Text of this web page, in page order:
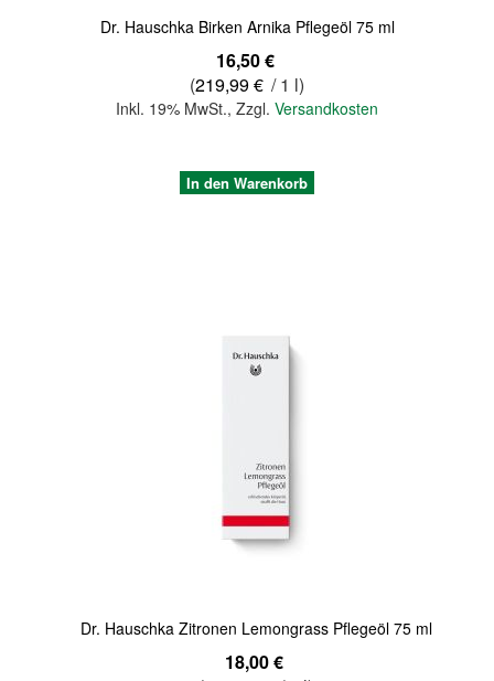
Dr. Hauschka Birken Arnika Pflegeöl 75 ml
16,50 €
(219,99 € / 1 l)
Inkl. 19% MwSt., Zzgl. Versandkosten
In den Warenkorb
Dr. Hauschka Zitronen Lemongrass Pflegeöl 75 ml
18,00 €